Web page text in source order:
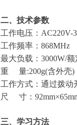
二、 技术参数
工作电压：AC220V-
工作频率：868MHz
最大负载：3000W/
重 量:200g(含外壳)
工作方式：通过拨动
尺
寸：
三、 学习方法